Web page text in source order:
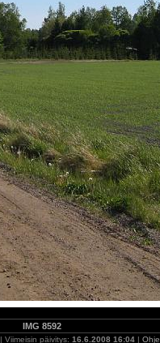
IMG 8592
| Viimeisin päivitys: 16.6.2008 16:04| Ohje